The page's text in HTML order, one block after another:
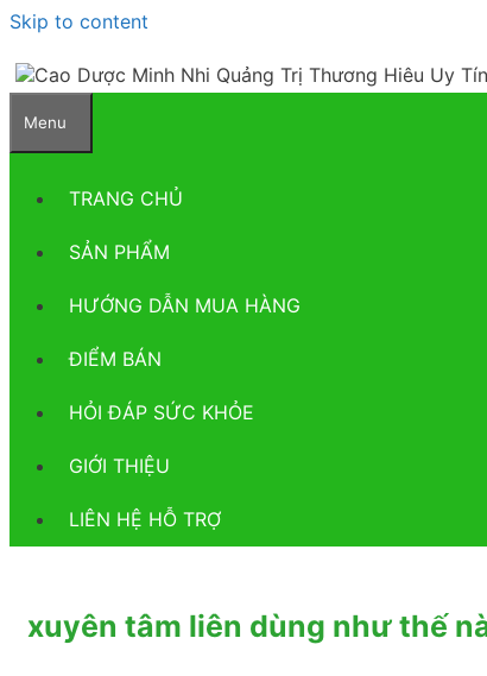
Skip to content
Menu
TRANG CHỦ
SẢN PHẨM
HƯỚNG DẪN MUA HÀNG
ĐIỂM BÁN
HỎI ĐÁP SỨC KHỎE
GIỚI THIỆU
LIÊN HỆ HỖ TRỢ
xuyên tâm liên dùng như thế